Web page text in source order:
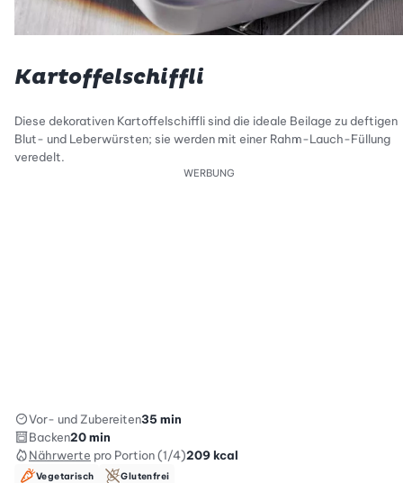
Kartoffelschiffli
Diese dekorativen Kartoffelschiffli sind die ideale Beilage zu deftigen
Blut- und Leberwürsten; sie werden mit einer Rahm-Lauch-Füllung
veredelt.
WERBUNG
Vor- und Zubereiten35 min
Backen20 min
Nährwerte pro Portion (1/4)209kcal
Vegetarisch Glutenfrei